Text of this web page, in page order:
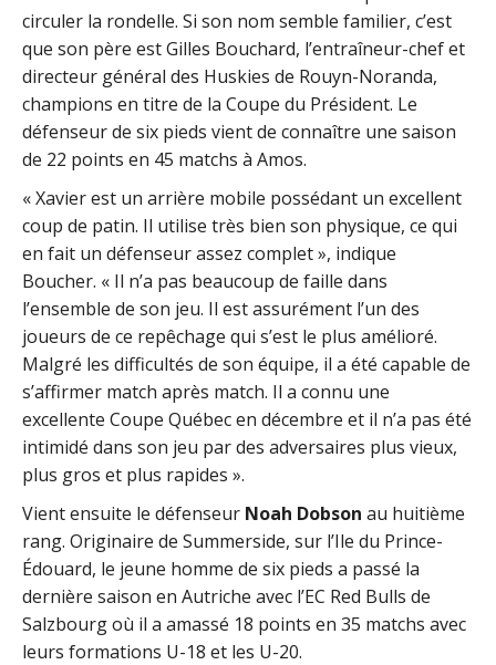
circuler la rondelle. Si son nom semble familier, c’est
que son père est Gilles Bouchard, l’entraîneur-chef et
directeur général des Huskies de Rouyn-Noranda,
champions en titre de la Coupe du Président. Le
défenseur de six pieds vient de connaître une saison
de 22 points en 45 matchs à Amos.
« Xavier est un arrière mobile possédant un excellent
coup de patin. Il utilise très bien son physique, ce qui
en fait un défenseur assez complet », indique
Boucher. « Il n’a pas beaucoup de faille dans
l’ensemble de son jeu. Il est assurément l’un des
joueurs de ce repêchage qui s’est le plus amélioré.
Malgré les difficultés de son équipe, il a été capable de
s’affirmer match après match. Il a connu une
excellente Coupe Québec en décembre et il n’a pas été
intimidé dans son jeu par des adversaires plus vieux,
plus gros et plus rapides ».
Vient ensuite le défenseur Noah Dobson au huitième
rang. Originaire de Summerside, sur l’Ile du Prince-
Édouard, le jeune homme de six pieds a passé la
dernière saison en Autriche avec l’EC Red Bulls de
Salzbourg où il a amassé 18 points en 35 matchs avec
leurs formations U-18 et les U-20.